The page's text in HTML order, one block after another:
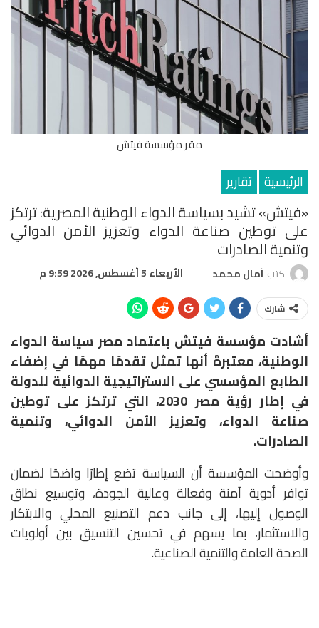
مقر مؤسسة فيتش
الرئيسية تقارير
«فيتش» تشيد بسياسة الدواء الوطنية المصرية: ترتكز
على توطين صناعة الدواء وتعزيز الأمن الدوائي
وتنمية الصادرات
كتب آمال محمد الأربعاء 5 أغسطس, 2026 9:59 م
شارك
أشادت مؤسسة فيتش باعتماد مصر سياسة الدواء
الوطنية، معتبرةً أنها تمثل تقدمًا مهمًا في إضفاء
الطابع المؤسسي على الاستراتيجية الدوائية للدولة
في إطار رؤية مصر 2030، التي ترتكز على توطين
صناعة الدواء، وتعزيز الأمن الدوائي، وتنمية
الصادرات.
وأوضحت المؤسسة أن السياسة تضع إطارًا واضحًا لضمان
توافر أدوية آمنة وفعالة وعالية الجودة، وتوسيع نطاق
الوصول إليها، إلى جانب دعم التصنيع المحلي والابتكار
والاستثمار، بما يسهم في تحسين التنسيق بين أولويات
الصحة العامة والتنمية الصناعية.